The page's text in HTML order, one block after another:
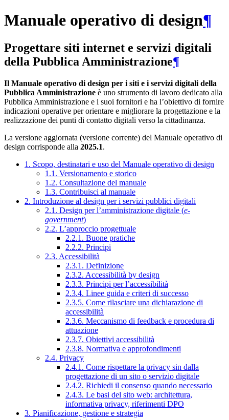
Manuale operativo di design¶
Progettare siti internet e servizi digitali
della Pubblica Amministrazione¶
Il Manuale operativo di design per i siti e i servizi digitali della
Pubblica Amministrazione è uno strumento di lavoro dedicato alla
Pubblica Amministrazione e i suoi fornitori e ha l’obiettivo di fornire
indicazioni operative per orientare e migliorare la progettazione e la
realizzazione dei punti di contatto digitali verso la cittadinanza.
La versione aggiornata (versione corrente) del Manuale operativo di
design corrisponde alla 2025.1.
1. Scopo, destinatari e uso del Manuale operativo di design
1.1. Versionamento e storico
1.2. Consultazione del manuale
1.3. Contribuisci al manuale
2. Introduzione al design per i servizi pubblici digitali
2.1. Design per l’amministrazione digitale (e-
government)
2.2. L’approccio progettuale
2.2.1. Buone pratiche
2.2.2. Principi
2.3. Accessibilità
2.3.1. Definizione
2.3.2. Accessibilità by design
2.3.3. Principi per l’accessibilità
2.3.4. Linee guida e criteri di successo
2.3.5. Come rilasciare una dichiarazione di
accessibilità
2.3.6. Meccanismo di feedback e procedura di
attuazione
2.3.7. Obiettivi accessibilità
2.3.8. Normativa e approfondimenti
2.4. Privacy
2.4.1. Come rispettare la privacy sin dalla
progettazione di un sito o servizio digitale
2.4.2. Richiedi il consenso quando necessario
2.4.3. Le basi del sito web: architettura,
informativa privacy, riferimenti DPO
3. Pianificazione, gestione e strategia